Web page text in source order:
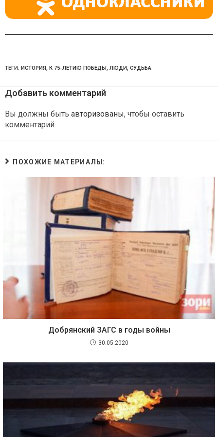
ТЕГИ: ИСТОРИЯ, К 75-ЛЕТИЮ ПОБЕДЫ , ЛЮДИ, СУДЬБА
Добавить комментарий
Вы должны быть авторизованы, чтобы оставить
комментарий.
ПОХОЖИЕ МАТЕРИАЛЫ:
Добрянский ЗАГС в годы войны
30.05.2020